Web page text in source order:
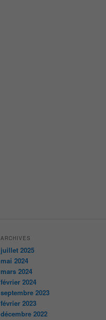
ARCHIVES
juillet 2025
mai 2024
mars 2024
février 2024
septembre 2023
février 2023
décembre 2022